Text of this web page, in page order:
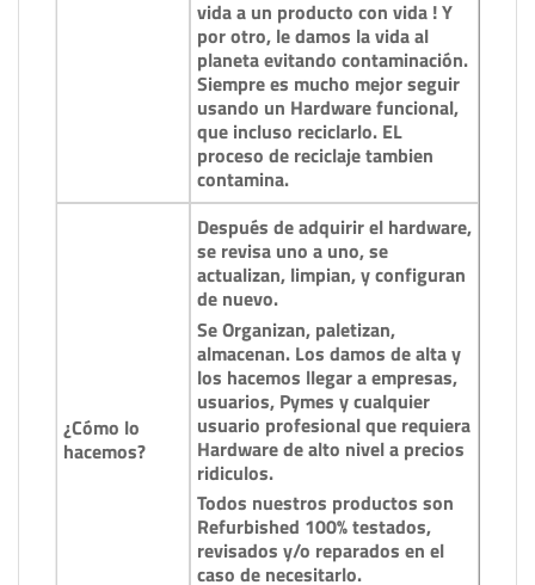
vida a un producto con vida ! Y
por otro, le damos la vida al
planeta evitando contaminación.
Siempre es mucho mejor seguir
usando un Hardware funcional,
que incluso reciclarlo. EL
proceso de reciclaje tambien
contamina.
¿Cómo lo
hacemos?
Después de adquirir el hardware,
se revisa uno a uno, se
actualizan, limpian, y configuran
de nuevo.
Se Organizan, paletizan,
almacenan. Los damos de alta y
los hacemos llegar a empresas,
usuarios, Pymes y cualquier
usuario profesional que requiera
Hardware de alto nivel a precios
ridiculos.
Todos nuestros productos son
Refurbished 100% testados,
revisados y/o reparados en el
caso de necesitarlo.